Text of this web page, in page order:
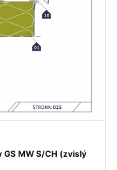
MW S/CH (zvislý